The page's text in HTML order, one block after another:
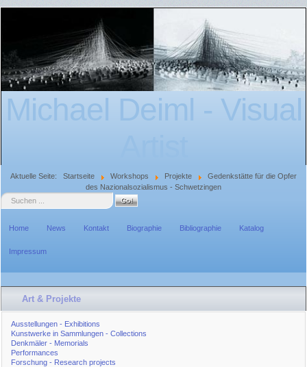
Michael Deiml - Visual
Aktuelle Seite: Startseite Workshops Projekte
Gedenkstätte für die Opfer
des Nazionalsozialismus - Schwetzingen
Suche
Home News Kontakt Biographie Bibliographie Katalog
Impressum
Art & Projekte
Ausstellungen - Exhibitions
Kunstwerke in Sammlungen - Collections
Denkmäler - Memorials
Performances
Forschung - Research projects